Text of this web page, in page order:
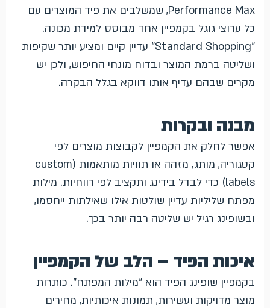
Performance Max, שמשלבים את פיד המוצרים עם
כל ערוצי גוגל בקמפיין אחד מבוסס למידת מכונה.
"Standard Shopping" עדיין קיים ומציע יותר שקיפות
ושליטה ברמת המוצר ובדוח מונחי החיפוש, ולכן יש
מקרים שבהם עדיף אותו דווקא בגלל הבקרה.
מבנה ובקרות
אפשר לחלק את הקמפיין לקבוצות מוצרים לפי
קטגוריה, מותג, מזהה או תוויות מותאמות (custom
labels) כדי לבדל בידינג ותקציב לפי רווחיות. מילות
מפתח שליליות עדיין שולטות אילו שאילתות ייחסמו,
ובשופינג רגיל יש שליטה רבה יותר בכך.
איכות הפיד – הלב של הקמפיין
בקמפיין שופינג הפיד הוא "מילות המפתח". כותרות
מוצר מדויקות ועשירות, תמונות איכותיות, מחירים